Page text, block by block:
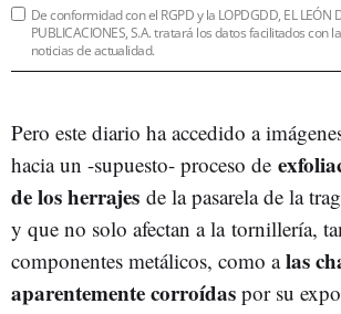
De conformidad con el RGPD y la LOPDGDD, EL LEÓN
PUBLICACIONES, S.A. tratará los datos facilitados con
noticias de actualidad.
Pero este diario ha accedido a
hacia un -supuesto- proceso de
de los herrajes de la pasarela de la
y que no solo afectan a la tornillería,
componentes metálicos, como alas
aparentemente corroídas por su